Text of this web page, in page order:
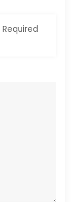
Required